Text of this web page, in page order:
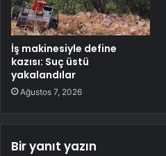
İş makinesiyle define
kazısı: Suç üstü
yakalandılar
Ağustos 7, 2026
Bir yanıt yazın